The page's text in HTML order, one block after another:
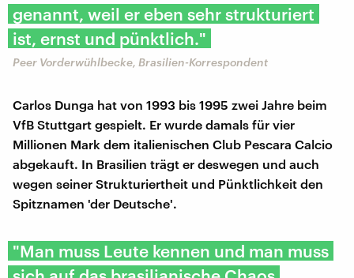
genannt, weil er eben sehr strukturiert
ist, ernst und pünktlich."
Peer Vorderwühlbecke, Brasilien-Korrespondent
Carlos Dunga hat von 1993 bis 1995 zwei Jahre beim
VfB Stuttgart gespielt. Er wurde damals für vier
Millionen Mark dem italienischen Club Pescara Calcio
abgekauft. In Brasilien trägt er deswegen und auch
wegen seiner Strukturiertheit und Pünktlichkeit den
Spitznamen 'der Deutsche'.
"Man muss Leute kennen und man muss